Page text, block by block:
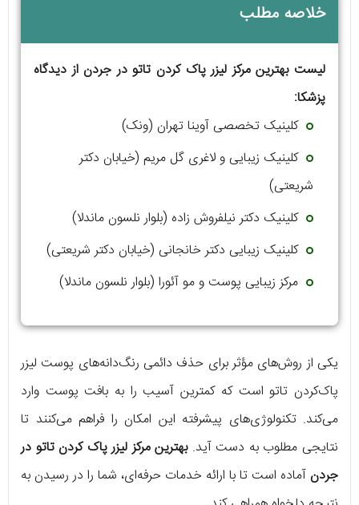
خلاصه مطلب
لیست بهترین مرکز لیزر پاک کردن تاتو در جردن از دیدگاه
پزشکا:
کلینیک تخصصی آوینا تهران (ونک)
کلینیک زیبایی و لاغری گل مریم (خیابان دکتر
شریعتی)
کلینیک دکتر نیلفروش زاده (بلوار نلسون ماندلا)
کلینیک زیبایی دکتر خانجانی (خیابان دکتر شریعتی)
مرکز زیبایی پوست و مو آئورا (بلوار نلسون ماندلا)
یکی از روش‌های مؤثر برای حذف دائمی رنگ‌دانه‌های پوست لیزر
پاک‌کردن تاتو است که کمترین آسیب را به بافت پوست وارد
می‌کند. تکنولوژی‌های پیشرفته این امکان را فراهم می‌کنند تا
نتایجی مطلوب به دست آید.بهترین مرکز لیزر پاک کردن تاتو در
جردن آماده است تا با ارائه خدمات حرفه‌ای، شما را در رسیدن به